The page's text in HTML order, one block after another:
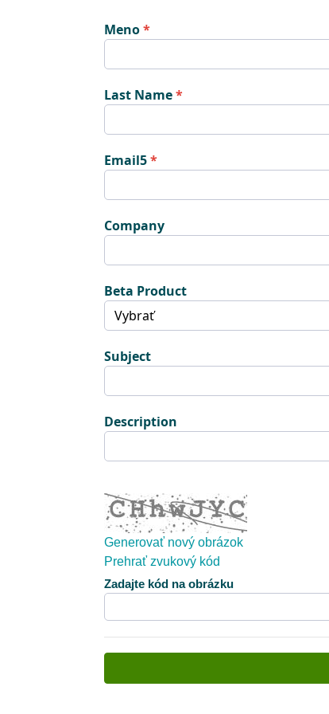
Meno
Last Name
Email5
Company
Beta Product
Subject
Description
Generovať nový obrázok
Prehrať zvukový kód
Nový obrázok je pripravený
Zadajte kód na obrázku